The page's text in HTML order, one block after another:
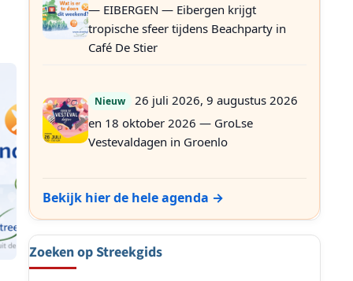
— EIBERGEN — Eibergen krijgt
tropische sfeer tijdens Beachparty in
Café De Stier
Nieuw
26 juli 2026, 9 augustus 2026
en 18 oktober 2026 — GroLse
Vestevaldagen in Groenlo
Bekijk hier de hele agenda →
Zoeken op Streekgids